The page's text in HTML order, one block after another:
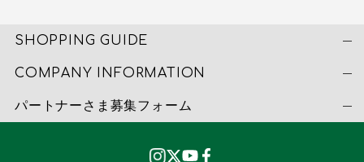
SHOPPING GUIDE
COMPANY INFORMATION
パートナーさま募集フォーム